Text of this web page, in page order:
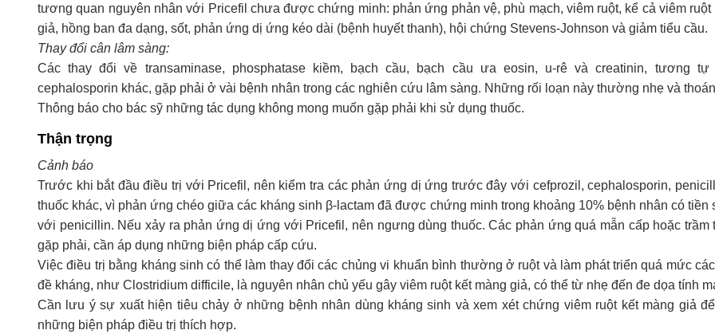
tương quan nguyên nhân với Pricefil chưa được chứng minh: phản ứng phản vệ, phù mạch, viêm ruột, kể cả viêm ruột
giả, hồng ban đa dạng, sốt, phản ứng dị ứng kéo dài (bệnh huyết thanh), hội chứng Stevens-Johnson và giảm tiểu cầu.
Thay đổi cân lâm sàng:
Các thay đổi về transaminase, phosphatase kiềm, bạch cầu, bạch cầu ưa eosin, u-rê và creatinin, tương
cephalosporin khác, gặp phải ở vài bệnh nhân trong các nghiên cứu lâm sàng. Những rối loạn này thường nhẹ và
Thông báo cho bác sỹ những tác dụng không mong muốn gặp phải khi sử dụng thuốc.
Thận trọng
Cảnh báo
Trước khi bắt đầu điều trị với Pricefil, nên kiểm tra các phản ứng dị ứng trước đây với cefprozil, cephalosporin,
thuốc khác, vì phản ứng chéo giữa các kháng sinh β-lactam đã được chứng minh trong khoảng 10% bệnh nhân có tiền
với penicillin. Nếu xảy ra phản ứng dị ứng với Pricefil, nên ngưng dùng thuốc. Các phản ứng quá mẫn cấp hoặc trầm
gặp phải, cần áp dụng những biện pháp cấp cứu.
Việc điều trị bằng kháng sinh có thể làm thay đổi các chủng vi khuẩn bình thường ở ruột và làm phát triển quá mức
đề kháng, như Clostridium difficile, là nguyên nhân chủ yếu gây viêm ruột kết màng giả, có thể từ nhẹ đến đe dọa tính
Cần lưu ý sự xuất hiện tiêu chảy ở những bệnh nhân dùng kháng sinh và xem xét chứng viêm ruột kết màng giả
những biện pháp điều trị thích hợp.